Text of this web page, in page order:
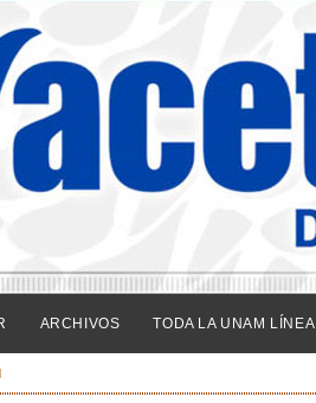
ARCHIVOS TODA LA UNAM LÍNEA